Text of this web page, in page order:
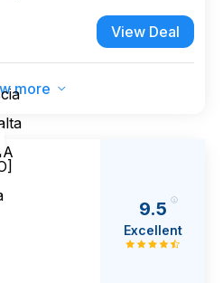
Fitness E Sport di
View Deal
more
9.5
Excellent